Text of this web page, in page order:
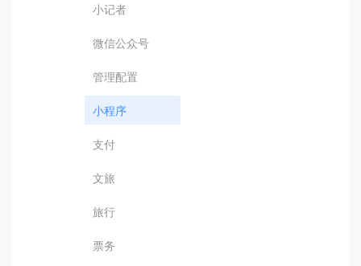
小记者
微信公众号
管理配置
小程序
支付
文旅
旅行
票务